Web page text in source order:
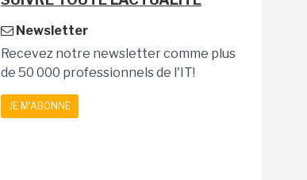
Newsletter
Recevez notre newsletter comme plus
de 50 000 professionnels de l'IT!
JE M'ABONNE